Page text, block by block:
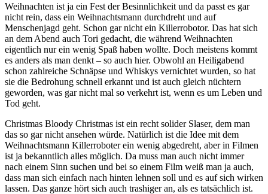
Weihnachten ist ja ein Fest der Besinnlichkeit und da passt es gar
nicht rein, dass ein Weihnachtsmann durchdreht und auf
Menschenjagd geht. Schon gar nicht ein Killerrobotor. Das hat sich
an dem Abend auch Tori gedacht, die während Weihnachten
eigentlich nur ein wenig Spaß haben wollte. Doch meistens kommt
es anders als man denkt – so auch hier. Obwohl an Heiligabend
schon zahlreiche Schnäpse und Whiskys vernichtet wurden, so hat
sie die Bedrohung schnell erkannt und ist auch gleich nüchtern
geworden, was gar nicht mal so verkehrt ist, wenn es um Leben und
Tod geht.
Christmas Bloody Christmas ist ein recht solider Slaser, dem man
das so gar nicht ansehen würde. Natürlich ist die Idee mit dem
Weihnachtsmann Killerroboter ein wenig abgedreht, aber in Filmen
ist ja bekanntlich alles möglich. Da muss man auch nicht immer
nach einem Sinn suchen und bei so einem Film weiß man ja auch,
dass man sich einfach nach hinten lehnen soll und es auf sich wirken
lassen. Das ganze hört sich auch trashiger an, als es tatsächlich ist.